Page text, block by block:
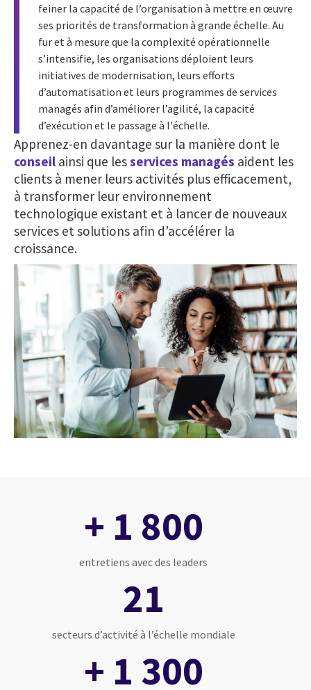
feiner la capacité de l’organisation à mettre en œuvre
ses priorités de transformation à grande échelle. Au
fur et à mesure que la complexité opérationnelle
s’intensifie, les organisations déploient leurs
initiatives de modernisation, leurs efforts
d’automatisation et leurs programmes de services
managés afin d’améliorer l’agilité, la capacité
d’exécution et le passage à l'échelle.
Apprenez-en davantage sur la manière dont le
conseil ainsi que lesservices managés aident les
clients à mener leurs activités plus efficacement,
à transformer leur environnement
technologique existant et à lancer de nouveaux
services et solutions afin d’accélérer la
croissance.
+ 1 800
entretiens avec des leaders
21
secteurs d’activité à l’échelle mondiale
+ 1 300